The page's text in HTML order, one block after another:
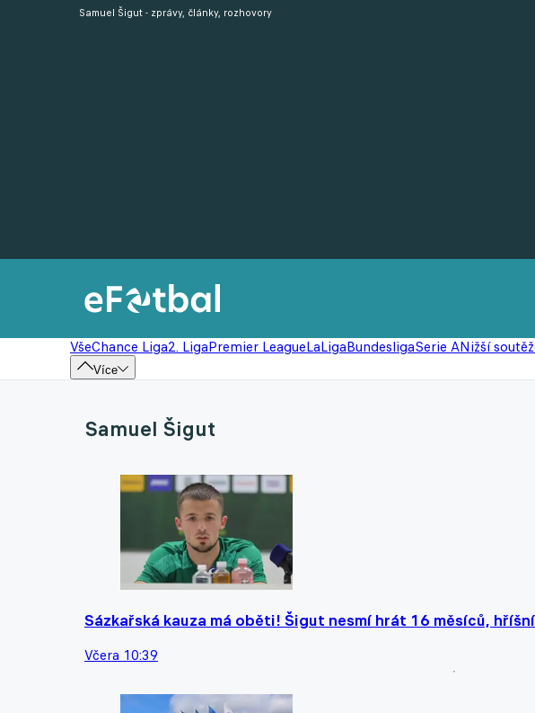
VšeChance Liga2. LigaPremier LeagueLaLigaBundesligaSerie ANižší
Více
Samuel Šigut - zprávy, články, rozhovory
Samuel Šigut
Sázkařská kauza má oběti! Šigut nesmí hrát 16 měsíců,
Včera 10:39